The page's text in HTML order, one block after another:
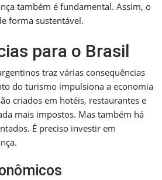
também é fundamental. Assim, o
forma sustentável.
para o Brasil
traz várias consequências
do turismo impulsiona a economia
criados em hotéis, restaurantes e
mais impostos. Mas também há
É preciso investir em